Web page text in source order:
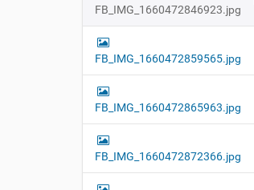
FB_IMG_1660472846923.jpg
FB_IMG_1660472859565.jpg
FB_IMG_1660472865963.jpg
FB_IMG_1660472872366.jpg